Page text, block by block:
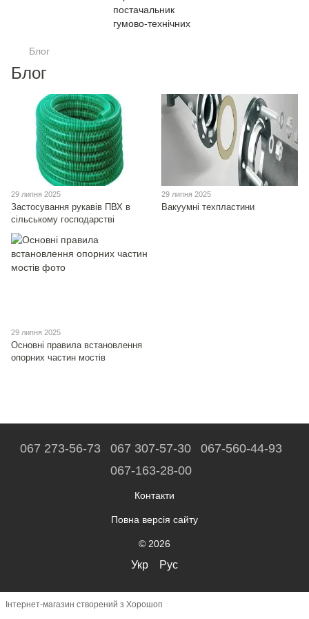
Блог
Блог
29 липня 2025
Застосування рукавів ПВХ в
сільському господарстві
29 липня 2025
Вакуумні техпластини
29 липня 2025
Основні правила встановлення
опорних частин мостів
067 273-56-73 067 307-57-30
067-560-44-93
067-163-28-00
Контакти
Повна версія сайту
© 2026
Укр Рус
Інтернет-магазин створений з Хорошоп